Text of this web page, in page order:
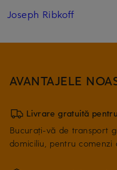
Joseph Ribkoff
AVANTAJELE
Livrare gratuită
Bucurați-vă de transport
domiciliu, pentru comenzi